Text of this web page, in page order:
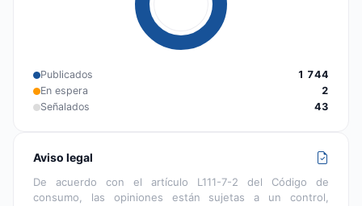
Publicados
1 744
En espera
2
Señalados
43
Aviso legal
De acuerdo con el artículo L111-7-2 del Código de
consumo, las opiniones están sujetas a un control,